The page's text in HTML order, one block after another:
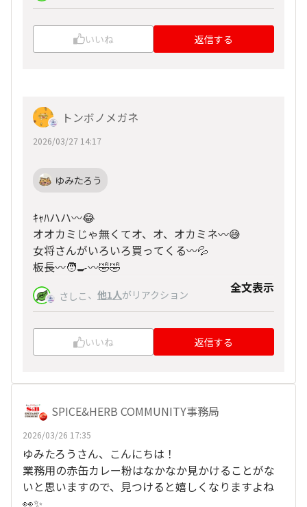
いいね 返信する
トンボノメガネ
2026/03/27 14:17
ゆみたろう
ｷｬﾊハハ〰️😂
オオカミじゃ無くてオ、オ、オカミネ〰️😅
女将さんがいろいろ買ってくる〰️💦
板長〰️🧑‍🍳〰️🤣🤣
さしこ 、 他1人がリアクション 全文表示
いいね 返信する
SPICE&HERB COMMUNITY事務局
2026/03/26 17:35
ゆみたろうさん、こんにちは！
業務用の赤缶カレー粉はなかなか見かけることがな
いと思いますので、見つけると嬉しくなりますよね
👀✨